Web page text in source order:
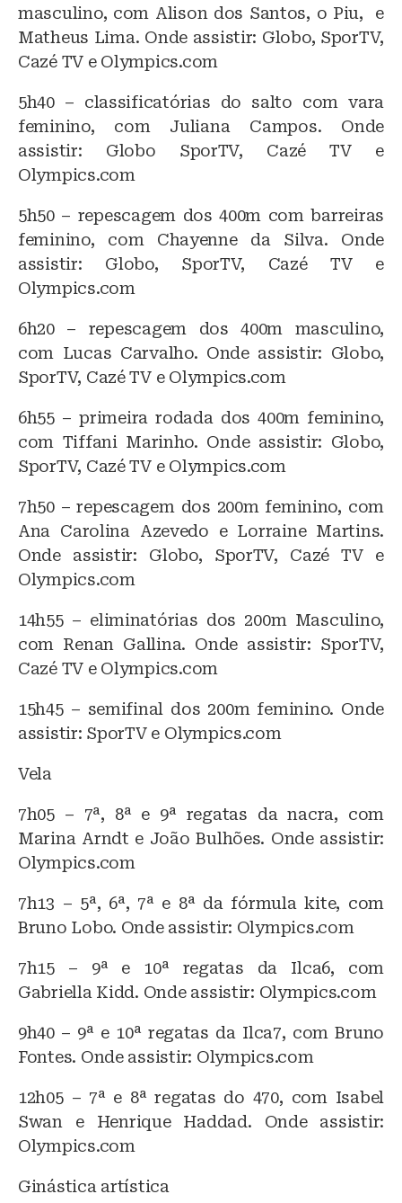
masculino, com Alison dos Santos, o Piu, e
Matheus Lima. Onde assistir: Globo, SporTV,
Cazé TV e Olympics.com
5h40 – classificatórias do salto com vara
feminino, com Juliana Campos. Onde
assistir: Globo SporTV, Cazé TV e
Olympics.com
5h50 – repescagem dos 400m com barreiras
feminino, com Chayenne da Silva. Onde
assistir: Globo, SporTV, Cazé TV e
Olympics.com
6h20 – repescagem dos 400m masculino,
com Lucas Carvalho. Onde assistir: Globo,
SporTV, Cazé TV e Olympics.com
6h55 – primeira rodada dos 400m feminino,
com Tiffani Marinho. Onde assistir: Globo,
SporTV, Cazé TV e Olympics.com
7h50 – repescagem dos 200m feminino, com
Ana Carolina Azevedo e Lorraine Martins.
Onde assistir: Globo, SporTV, Cazé TV e
Olympics.com
14h55 – eliminatórias dos 200m Masculino,
com Renan Gallina. Onde assistir: SporTV,
Cazé TV e Olympics.com
15h45 – semifinal dos 200m feminino. Onde
assistir: SporTV e Olympics.com
Vela
7h05 – 7ª, 8ª e 9ª regatas da nacra, com
Marina Arndt e João Bulhões. Onde assistir:
Olympics.com
7h13 – 5ª, 6ª, 7ª e 8ª da fórmula kite, com
Bruno Lobo. Onde assistir: Olympics.com
7h15 – 9ª e 10ª regatas da Ilca6, com
Gabriella Kidd. Onde assistir: Olympics.com
9h40 – 9ª e 10ª regatas da Ilca7, com Bruno
Fontes. Onde assistir: Olympics.com
12h05 – 7ª e 8ª regatas do 470, com Isabel
Swan e Henrique Haddad. Onde assistir:
Olympics.com
Ginástica artística